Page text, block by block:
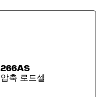
266AS
압축 로드셀